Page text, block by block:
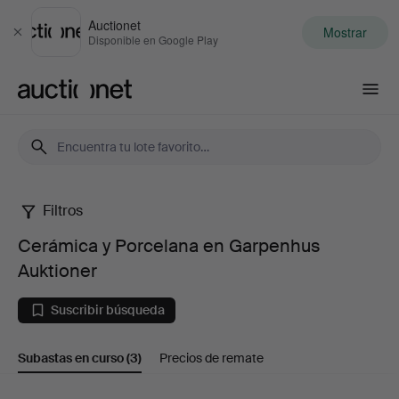
Cerrar
Auctionet
Disponible en Google Play Mostrar
Cerámica
Porcelana
en
Filtros
Cerámica y Porcelana en Garpenhus
Auktioner
Suscribir búsqueda
Subastas en curso(3) Precios de remate